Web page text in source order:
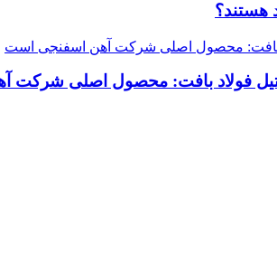
هستند؟
فولاد بافت: محصول اصلی شرکت